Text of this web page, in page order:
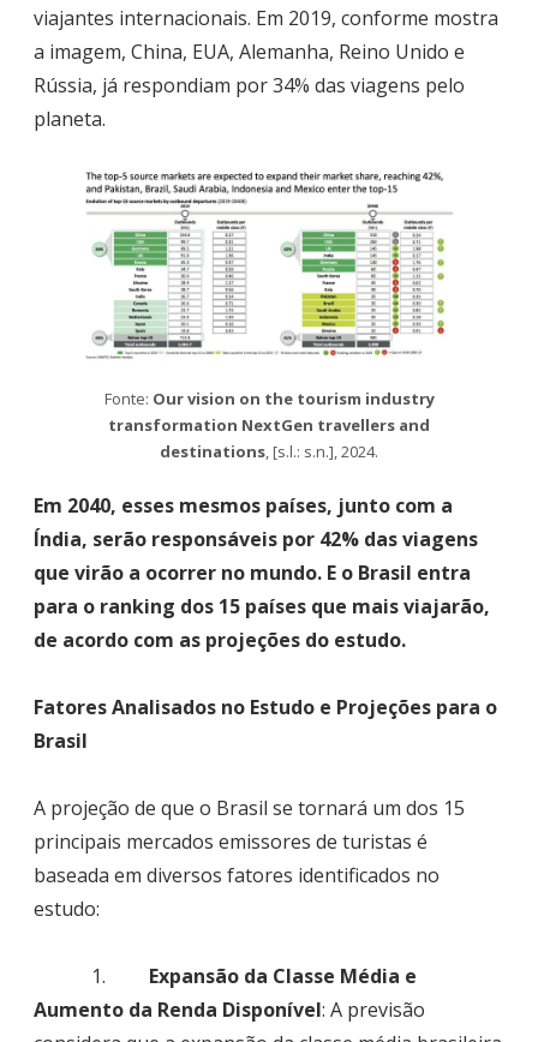
viajantes internacionais. Em 2019, conforme mostra
a imagem, China, EUA, Alemanha, Reino Unido e
Rússia, já respondiam por 34% das viagens pelo
planeta.
Fonte: Our vision on the tourism industry
transformation NextGen travellers and
destinations, [s.l.: s.n.], 2024.
Em 2040, esses mesmos países, junto com a
Índia, serão responsáveis por 42% das viagens
que virão a ocorrer no mundo. E o Brasil entra
para o ranking dos 15 países que mais viajarão,
de acordo com as projeções do estudo.
Fatores Analisados no Estudo e Projeções para o
Brasil
A projeção de que o Brasil se tornará um dos 15
principais mercados emissores de turistas é
baseada em diversos fatores identificados no
estudo:
1. Expansão da Classe Média e
Aumento da Renda Disponível: A previsão